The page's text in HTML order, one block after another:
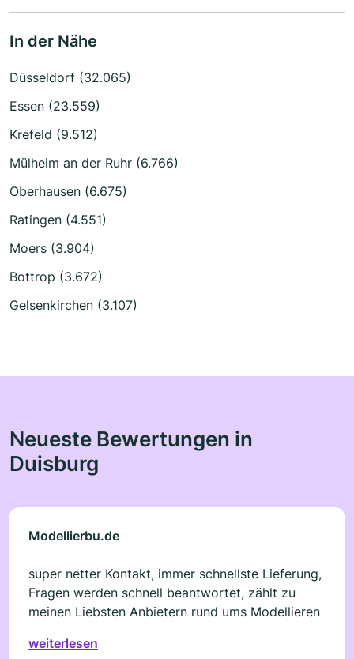
In der Nähe
Düsseldorf (32.065)
Essen (23.559)
Krefeld (9.512)
Mülheim an der Ruhr (6.766)
Oberhausen (6.675)
Ratingen (4.551)
Moers (3.904)
Bottrop (3.672)
Gelsenkirchen (3.107)
Neueste Bewertungen in
Duisburg
Modellierbu.de
super netter Kontakt, immer schnellste Lieferung,
Fragen werden schnell beantwortet, zählt zu
meinen Liebsten Anbietern rund ums Modellieren
weiterlesen